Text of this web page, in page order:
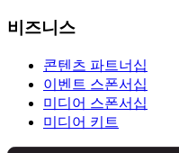
비즈니스
콘텐츠 파트너십
이벤트 스폰서십
미디어 스폰서십
미디어 키트